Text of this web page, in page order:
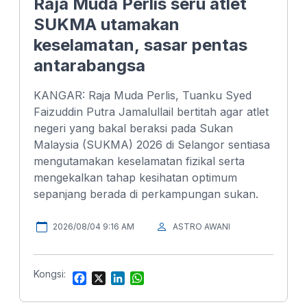
Raja Muda Perlis seru atlet
SUKMA utamakan
keselamatan, sasar pentas
antarabangsa
KANGAR: Raja Muda Perlis, Tuanku Syed
Faizuddin Putra Jamalullail bertitah agar atlet
negeri yang bakal beraksi pada Sukan
Malaysia (SUKMA) 2026 di Selangor sentiasa
mengutamakan keselamatan fizikal serta
mengekalkan tahap kesihatan optimum
sepanjang berada di perkampungan sukan.
2026/08/04 9:16 AM ASTRO AWANI
Kongsi: